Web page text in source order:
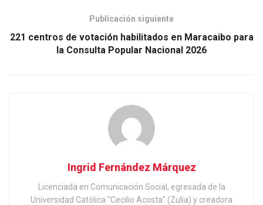
Publicación siguiente
221 centros de votación habilitados en Maracaibo para
la Consulta Popular Nacional 2026
Ingrid Fernández Márquez
Licenciada en Comunicación Social, egresada de la
Universidad Católica "Cecilio Acosta" (Zulia) y creadora